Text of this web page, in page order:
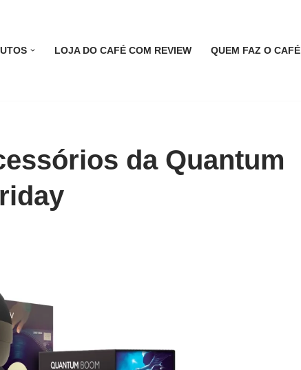
LOJA DO CAFÉ COM REVIEW QUEM FAZ O CAFÉ
da Quantum